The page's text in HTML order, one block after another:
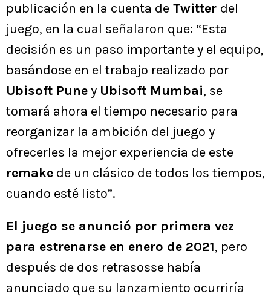
publicación en la cuenta de Twitter del
juego, en la cual señalaron que: “Esta
decisión es un paso importante y el equipo,
basándose en el trabajo realizado por
Ubisoft Puney Ubisoft Mumbai, se
tomará ahora el tiempo necesario para
reorganizar la ambición del juego y
ofrecerles la mejor experiencia de este
remake de un clásico de todos los tiempos,
cuando esté listo”.
El juego se anunció por primera vez
para estrenarse en enero de 2021, pero
después de dos retrasosse había
anunciado que su lanzamiento ocurriría